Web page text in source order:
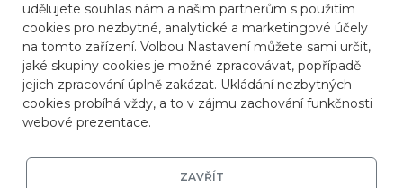
udělujete souhlas nám a našim partnerům s použitím
cookies pro nezbytné, analytické a marketingové účely
na tomto zařízení. Volbou Nastavení můžete sami určit,
jaké skupiny cookies je možné zpracovávat, popřípadě
jejich zpracování úplně zakázat. Ukládání nezbytných
cookies probíhá vždy, a to v zájmu zachování funkčnosti
webové prezentace.
ZAVŘÍT